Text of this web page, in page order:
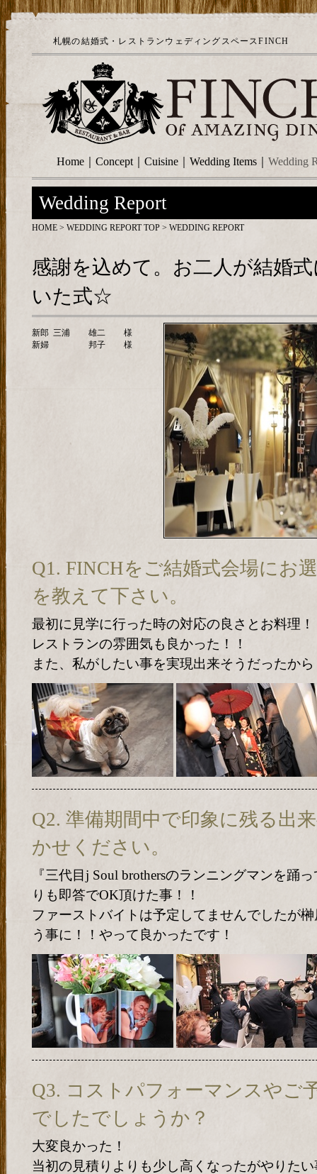
札幌の結婚式・レストランウェディングスペースFINCH
Home Concept Cuisine Wedding Items Wedding
Wedding Report
HOME > WEDDING REPORT TOP > WEDDING REPORT
感謝を込めて。お二人が結婚
いた式☆
新郎 三浦 雄二
様
新婦
邦子 様
Q1. FINCHをご結婚式会場にお
を教えて下さい。
最初に見学に行った時の対応の良さとお料理！
レストランの雰囲気も良かった！！
また、私がしたい事を実現出来そうだったから
Q2. 準備期間中で印象に残る出
かせください。
『三代目j Soul brothersのランニングマンを踊
りも即答でOK頂けた事！！
ファーストバイトは予定してませんでしたが
う事に！！やって良かったです！
Q3. コストパフォーマンスやご
でしたでしょうか？
大変良かった！
当初の見積りよりも少し高くなったがやりた